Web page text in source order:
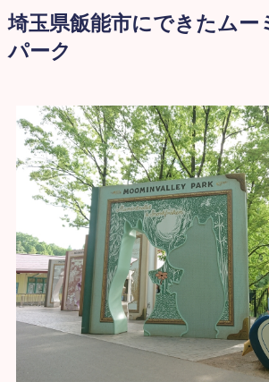
埼玉県飯能市にできたムー
パーク